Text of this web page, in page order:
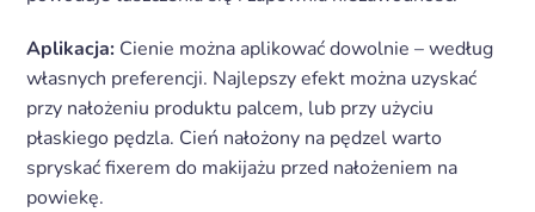
Aplikacja: Cienie można aplikować dowolnie – według
własnych preferencji. Najlepszy efekt można uzyskać
przy nałożeniu produktu palcem, lub przy użyciu
płaskiego pędzla. Cień nałożony na pędzel warto
spryskać fixerem do makijażu przed nałożeniem na
powiekę.